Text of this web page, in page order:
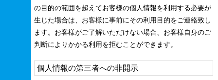
の目的の範囲を超えてお客様の個人情報を利用する必要が
生じた場合は、お客様に事前にその利用目的をご連絡致し
ます。お客様がご了解いただけない場合、お客様自身のご
判断によりかかる利用を拒むことができます。
個人情報の第三者への非開示